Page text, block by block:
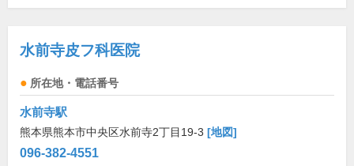
水前寺皮フ科医院
所在地・電話番号
水前寺駅
熊本県熊本市中央区水前寺2丁目19-3 [地図]
096-382-4551